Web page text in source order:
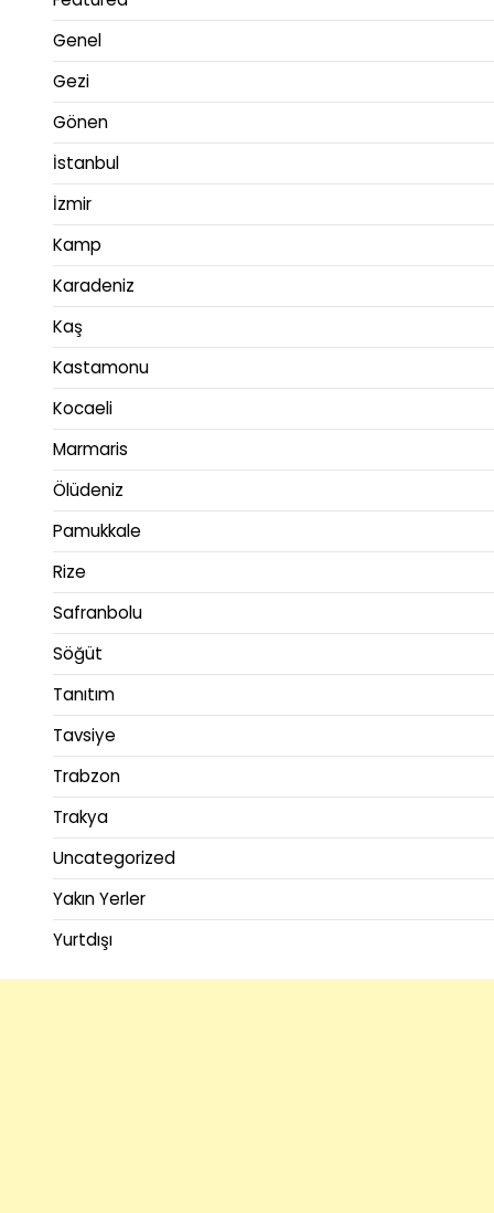
Genel
Gezi
Gönen
İstanbul
İzmir
Kamp
Karadeniz
Kaş
Kastamonu
Kocaeli
Marmaris
Ölüdeniz
Pamukkale
Rize
Safranbolu
Söğüt
Tanıtım
Tavsiye
Trabzon
Trakya
Uncategorized
Yakın Yerler
Yurtdışı